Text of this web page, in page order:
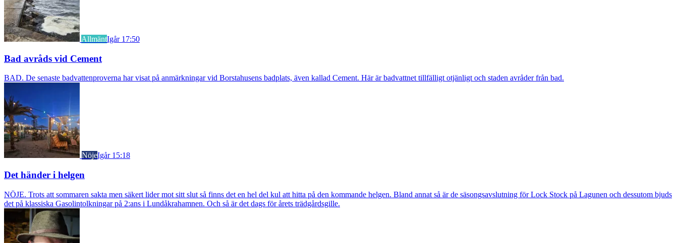
AllmäntIgår 17:50
Bad avråds vid Cement
BAD. De senaste badvattenproverna har visat på anmärkningar vid Borstahusens badplats, även kallad Cement. Här är badvattnet tillfälligt otjänligt och staden avråder från bad.
NöjeIgår 15:18
Det händer i helgen
NÖJE. Trots att sommaren sakta men säkert lider mot sitt slut så finns det en hel del kul att hitta på den kommande helgen. Bland annat så är de säsongsavslutning för Lock Stock på Lagunen och dessutom bjuds
det på klassiska Gasolintolkningar på 2:ans i Lundåkrahamnen. Och så är det dags för årets trädgårdsgille.